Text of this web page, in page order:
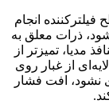
انجام
ذرات معلق به
مدیا، تمیزتر از
از غبار روی
نشود، افت فشار